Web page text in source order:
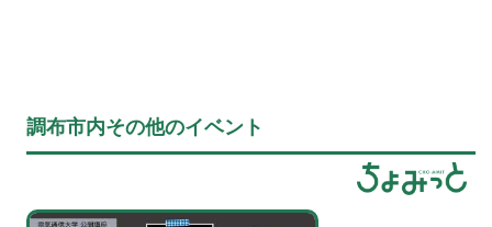
調布市内その他のイベント